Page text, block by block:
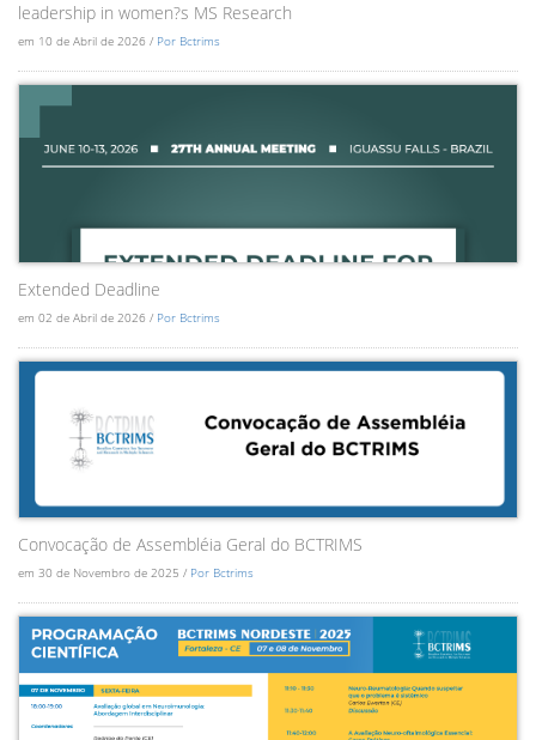
leadership in women?s MS Research
em 10 de Abril de 2026 / Por Bctrims
Extended Deadline
em 02 de Abril de 2026 / Por Bctrims
Convocação de Assembléia Geral do BCTRIMS
em 30 de Novembro de 2025 / Por Bctrims